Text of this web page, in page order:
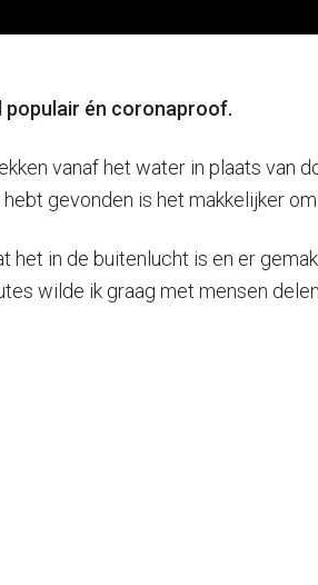
populair én coronaproof.
vanaf het water in plaats van
gevonden is het makkelijker
in de buitenlucht is en er
wilde ik graag met mensen